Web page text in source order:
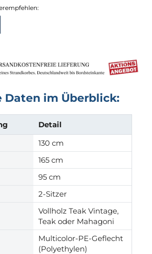
im Überblick:
Detail
130 cm
165 cm
95 cm
2-Sitzer
Vollholz Teak Vintage,
Teak oder Mahagoni
Multicolor-PE-Geflecht
(Polyethylen)